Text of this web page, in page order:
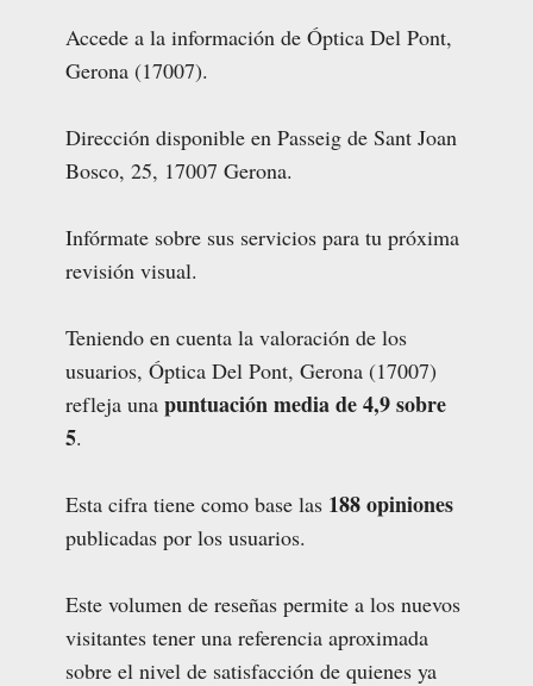
Accede a la información de Óptica Del Pont,
Gerona (17007).
Dirección disponible en Passeig de Sant Joan
Bosco, 25, 17007 Gerona.
Infórmate sobre sus servicios para tu próxima
revisión visual.
Teniendo en cuenta la valoración de los
usuarios, Óptica Del Pont, Gerona (17007)
refleja una puntuación media de 4,9 sobre
5.
Esta cifra tiene como base las 188 opiniones
publicadas por los usuarios.
Este volumen de reseñas permite a los nuevos
visitantes tener una referencia aproximada
sobre el nivel de satisfacción de quienes ya